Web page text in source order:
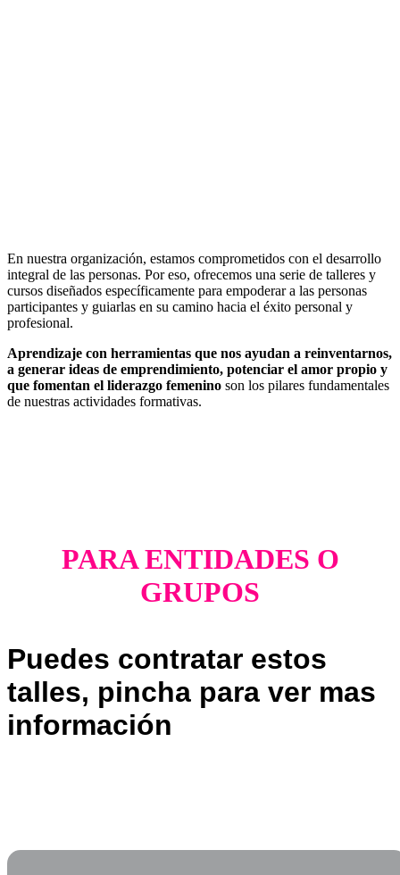
En nuestra organización, estamos comprometidos con el desarrollo
integral de las personas. Por eso, ofrecemos una serie de talleres y
cursos diseñados específicamente para empoderar a las personas
participantes y guiarlas en su camino hacia el éxito personal y
profesional.
Aprendizaje con herramientas que nos ayudan a reinventarnos,
a generar ideas de emprendimiento, potenciar el amor propio y
que fomentan el liderazgo femenino son los pilares fundamentales
de nuestras actividades formativas.
PARA ENTIDADES O
GRUPOS
Puedes contratar estos
talles, pincha para ver mas
información